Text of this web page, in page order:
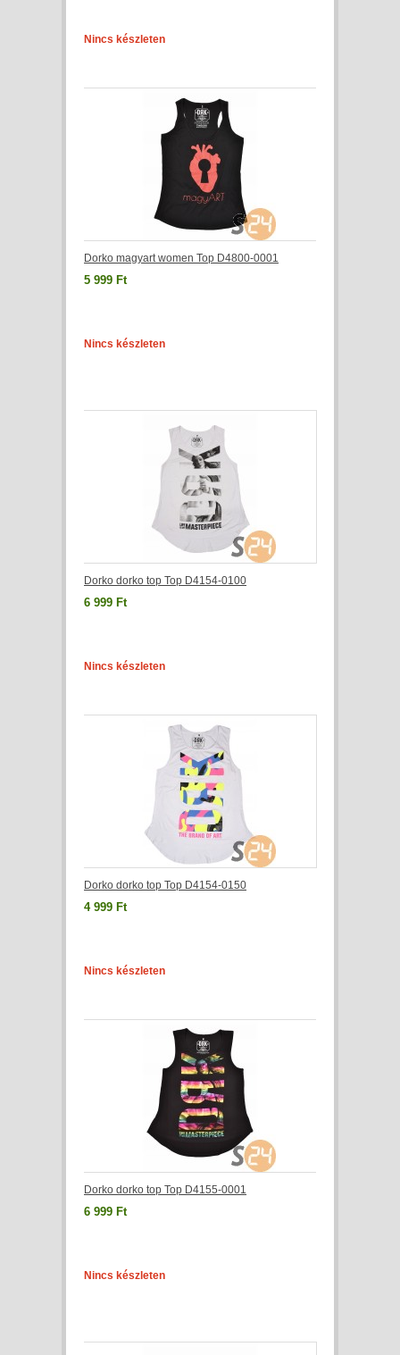
Nincs készleten
Dorko magyart women Top D4800-0001
5 999 Ft
Nincs készleten
Dorko dorko top Top D4154-0100
6 999 Ft
Nincs készleten
Dorko dorko top Top D4154-0150
4 999 Ft
Nincs készleten
Dorko dorko top Top D4155-0001
6 999 Ft
Nincs készleten